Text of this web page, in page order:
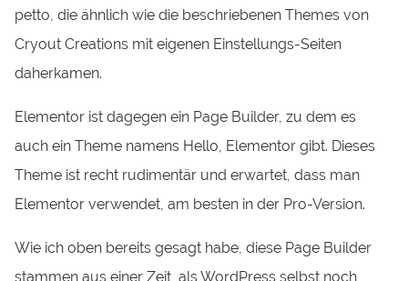
petto, die ähnlich wie die beschriebenen Themes von
Cryout Creations mit eigenen Einstellungs-Seiten
daherkamen.
Elementor ist dagegen ein Page Builder, zu dem es
auch ein Theme namens Hello, Elementor gibt. Dieses
Theme ist recht rudimentär und erwartet, dass man
Elementor verwendet, am besten in der Pro-Version.
Wie ich oben bereits gesagt habe, diese Page Builder
stammen aus einer Zeit, als WordPress selbst noch